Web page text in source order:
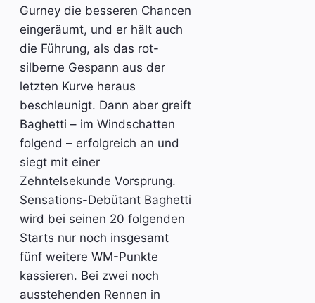
Gurney die besseren Chancen
eingeräumt, und er hält auch
die Führung, als das rot-
silberne Gespann aus der
letzten Kurve heraus
beschleunigt. Dann aber greift
Baghetti – im Windschatten
folgend – erfolgreich an und
siegt mit einer
Zehntelsekunde Vorsprung.
Sensations-Debütant Baghetti
wird bei seinen 20 folgenden
Starts nur noch insgesamt
fünf weitere WM-Punkte
kassieren. Bei zwei noch
ausstehenden Rennen in